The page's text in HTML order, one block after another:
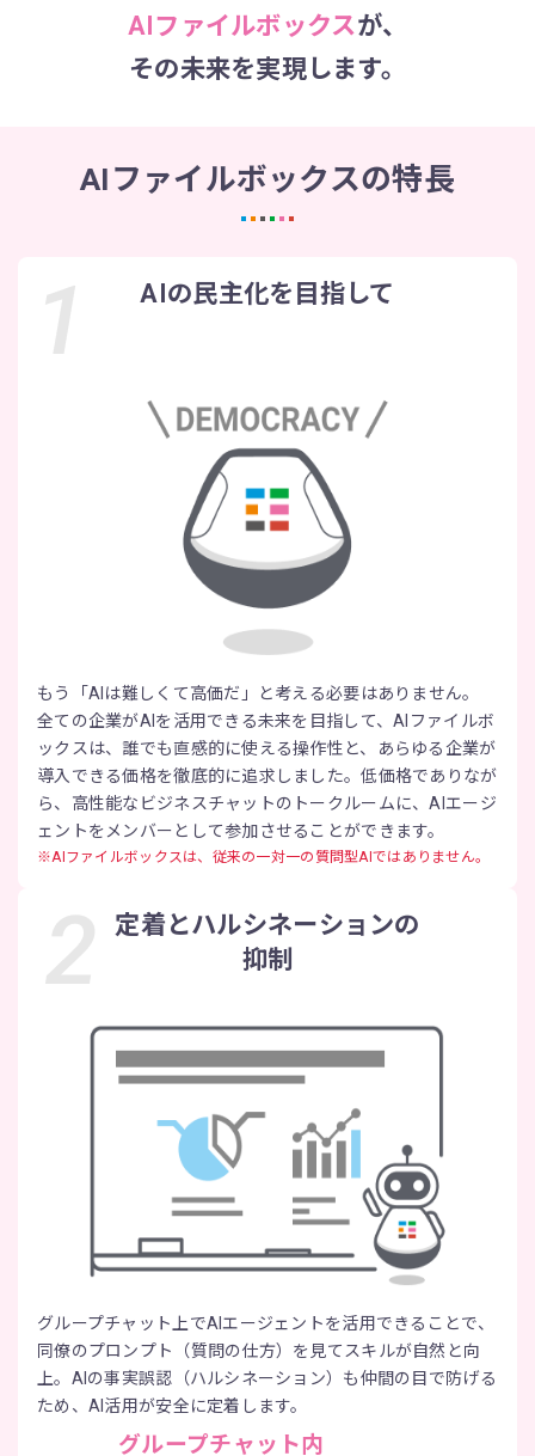
AIファイルボックスが、
その未来を実現します。
AIファイルボックスの特長
AIの民主化を目指して
もう「AIは難しくて高価だ」と考える必要はありません。
全ての企業がAIを活用できる未来を目指して、AIファイルボ
ックスは、誰でも直感的に使える操作性と、あらゆる企業が
導入できる価格を徹底的に追求しました。低価格でありなが
ら、高性能なビジネスチャットのトークルームに、AIエージ
ェントをメンバーとして参加させることができます。
※AIファイルボックスは、従来の一対一の質問型AIではありません。
定着とハルシネーションの
抑制
グループチャット上でAIエージェントを活用できることで、
同僚のプロンプト（質問の仕方）を見てスキルが自然と向
上。AIの事実誤認（ハルシネーション）も仲間の目で防げる
ため、AI活用が安全に定着します。
グループチャット内